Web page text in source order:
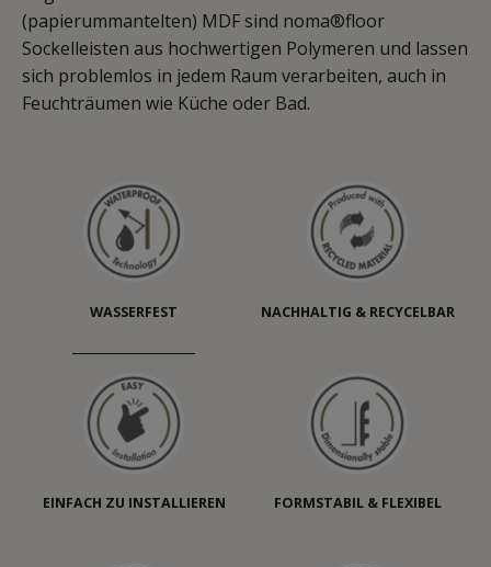
(papierummantelten) MDF sind noma®floor
Sockelleisten aus hochwertigen Polymeren und lassen
sich problemlos in jedem Raum verarbeiten, auch in
Feuchträumen wie Küche oder Bad.
WASSERFEST NACHHALTIG & RECYCELBAR
EINFACH ZU INSTALLIEREN FORMSTABIL & FLEXIBEL